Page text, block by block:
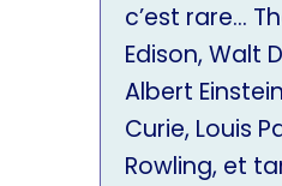
c’est rare…
Edison, Walt
Albert
Curie, Louis
Rowling, et